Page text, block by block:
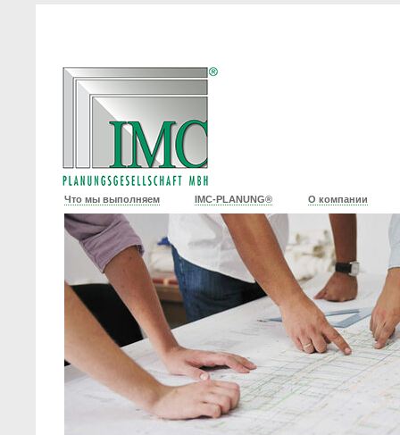
Что мы выполняем IMC-PLANUNG® О компании